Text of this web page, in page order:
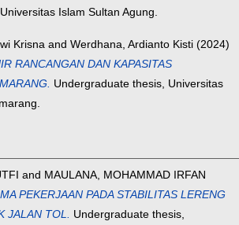
Islam Sultan Agung.
Krisna and Werdhana, Ardianto Kisti (2024)
RANCANGAN DAN KAPASITAS
Undergraduate thesis, Universitas
and MAULANA, MOHAMMAD IRFAN
PEKERJAAN PADA STABILITAS LERENG
JALAN TOL. Undergraduate thesis,